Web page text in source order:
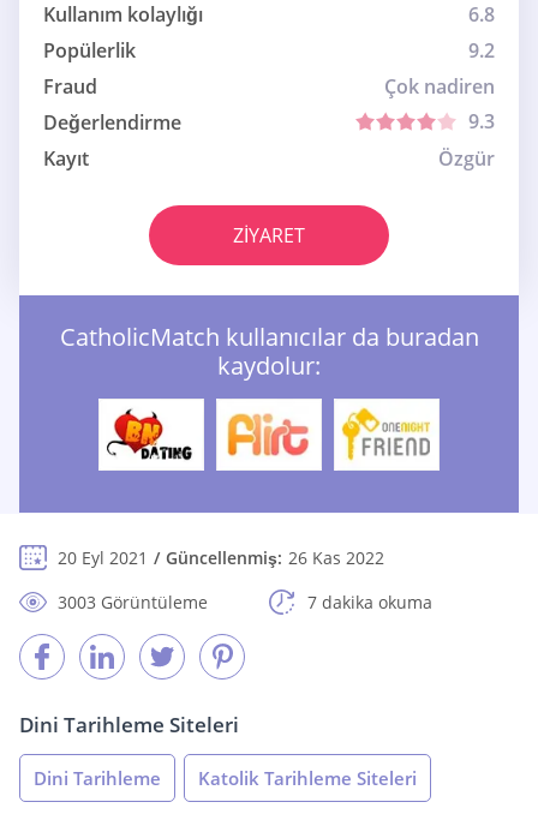
Kullanım kolaylığı
6.8
Popülerlik
9.2
Fraud
Çok nadiren
Değerlendirme
9.3
Kayıt
Özgür
ZIYARET
CatholicMatch kullanıcılar da buradan
kaydolur:
20 Eyl 2021 Güncellenmiş: 26 Kas 2022
3003 Görüntüleme
7 dakika okuma
Dini Tarihleme Siteleri
Dini Tarihleme Katolik Tarihleme Siteleri